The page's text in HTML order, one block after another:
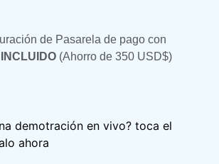
de Pasarela de pago con
INCLUIDO (Ahorro de 350 USD$)
demotración en vivo? toca el
ahora